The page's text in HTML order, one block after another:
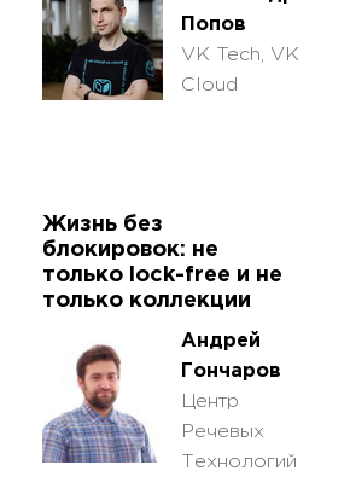
Попов
VK Tech, VK
Cloud
Жизнь без
блокировок: не
только lock-free и не
только коллекции
Андрей
Гончаров
Центр
Речевых
Технологий